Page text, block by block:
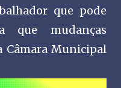
que pode
que mudanças
Câmara Municipal